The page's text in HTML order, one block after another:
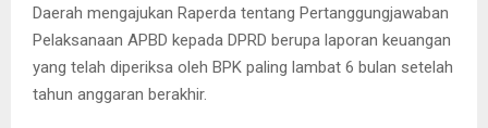
Daerah mengajukan Raperda tentang Pertanggungjawaban
Pelaksanaan APBD kepada DPRD berupa laporan keuangan
yang telah diperiksa oleh BPK paling lambat 6 bulan setelah
tahun anggaran berakhir.